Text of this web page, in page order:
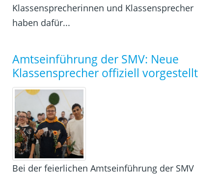
Klassensprecherinnen und Klassensprecher
haben dafür...
Amtseinführung der SMV: Neue
Klassensprecher offiziell vorgestellt
Bei der feierlichen Amtseinführung der SMV